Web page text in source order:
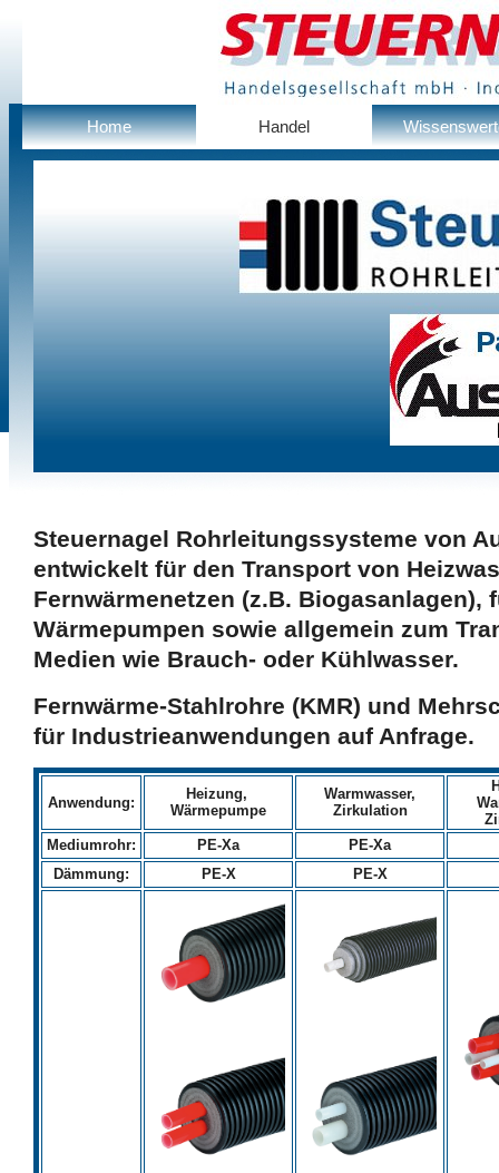
Home Handel
Steuernagel Rohrleitungssysteme von
entwickelt für den Transport von
Fernwärmenetzen (z.B. Biogasanlagen),
Wärmepumpen sowie allgemein zum
Medien wie Brauch- oder Kühlwasser.
Fernwärme-Stahlrohre (KMR) und
für Industrieanwendungen auf Anfrage.
Anwendung:
Heizung,
Wärmepumpe
Warmwasser,
Zirkulation
Mediumrohr:
PE-Xa
PE-Xa
Dämmung:
PE-X PE-X